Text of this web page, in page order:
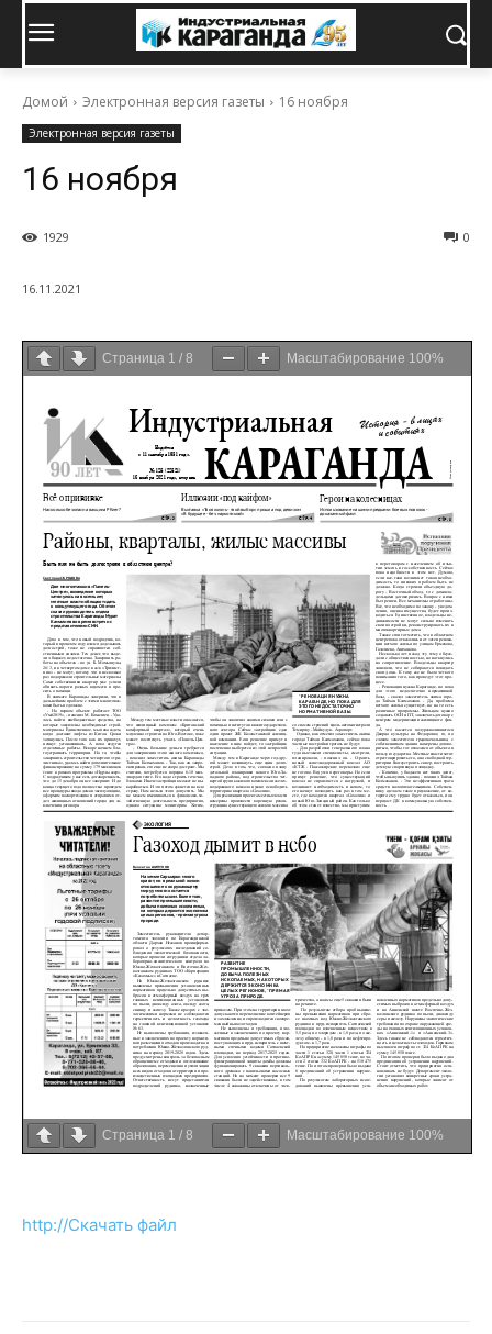
Домой Электронная версия газеты 16 ноября
Электронная версия газеты
16 ноября
0
1929
16.11.2021
Страница 1 / 8 Масштабирование 100%
Страница 1 / 8 Масштабирование 100%
http://Скачать файл